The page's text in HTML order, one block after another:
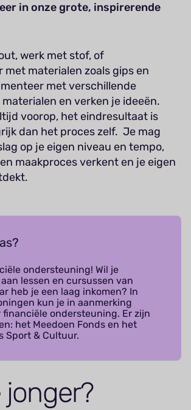
in onze grote, inspirerende
werk met stof, of
met materialen zoals gips en
met verschillende
en verken je ideeën.
voorop, het eindresultaat is
dan het proces zelf. Je mag
op je eigen niveau en tempo,
maakproces verkent en je eigen
ondersteuning! Wil je
lessen en cursussen van
heb je een laag inkomen? In
kun je in aanmerking
financiële ondersteuning. Er zijn
het Meedoen Fonds en het
Sport & Cultuur.
jonger?